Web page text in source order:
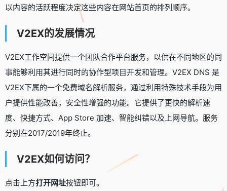
以内容的活跃程度决定这些内容在网站首页的排列顺序。
V2EX的发展情况
V2EX工作空间提供一个团队合作平台服务，以供在不同地区的同
事能够利用其进行同时的协作型项目开发和管理。V2EX DNS 是
V2EX下属的一个免费域名解析服务，通过利用特殊技术手段为用
户提供性能改善，安全性增强的功能。它提供了更快的解析速
度、快捷方式、App Store 加速、智能纠错以及上网导航。服务
分别在2017/2019年终止。
V2EX如何访问？
点击上方打开网址按钮即可。